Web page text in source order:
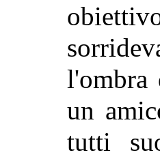
l'ombra
un
tutti